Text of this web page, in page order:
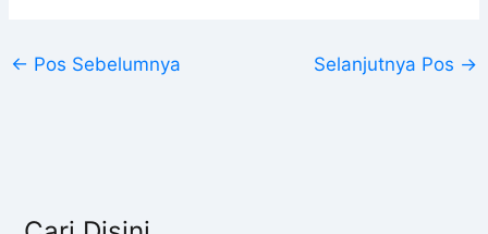
← Pos Sebelumnya Selanjutnya Pos →